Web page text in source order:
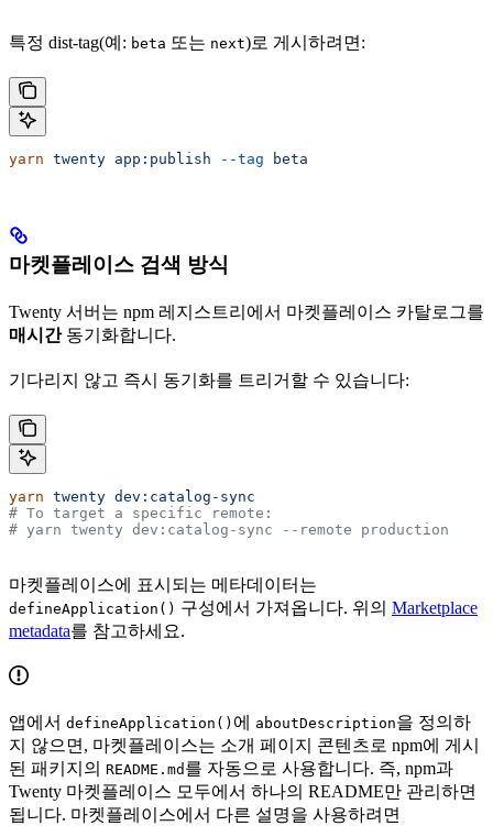
특정 dist-tag(예: beta 또는 next)로 게시하려면:
yarn twenty app:publish --tag beta
마켓플레이스 검색 방식
Twenty 서버는 npm 레지스트리에서 마켓플레이스 카탈로그를
매시간동기화합니다.
기다리지 않고 즉시 동기화를 트리거할 수 있습니다:
yarn twenty dev:catalog-sync
# To target a specific remote:
# yarn twenty dev:catalog-sync --remote production
마켓플레이스에 표시되는 메타데이터는
defineApplication() 구성에서 가져옵니다. 위의 Marketplace
metadata를 참고하세요.
앱에서 defineApplication() 에 aboutDescription을 정의하
지 않으면, 마켓플레이스는 소개 페이지 콘텐츠로 npm에 게시
된 패키지의 README.md 를 자동으로 사용합니다. 즉, npm과
Twenty 마켓플레이스 모두에서 하나의 README만 관리하면
됩니다. 마켓플레이스에서 다른 설명을 사용하려면